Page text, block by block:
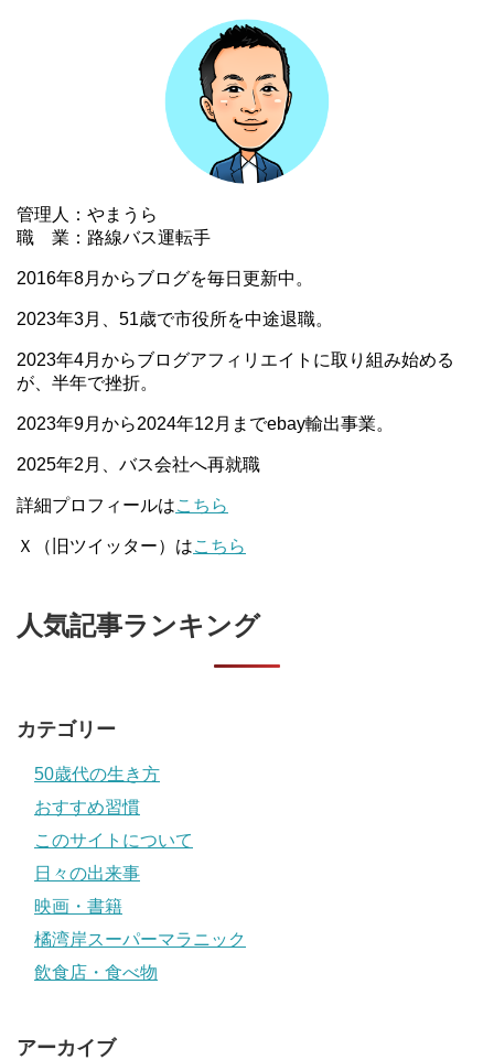
管理人：やまうら
職 業：路線バス運転手
2016年8月からブログを毎日更新中。
2023年3月、51歳で市役所を中途退職。
2023年4月からブログアフィリエイトに取り組み始める
が、半年で挫折。
2023年9月から2024年12月までebay輸出事業。
2025年2月、バス会社へ再就職
詳細プロフィールはこちら
Ｘ（旧ツイッター）はこちら
人気記事ランキング
カテゴリー
50歳代の生き方
おすすめ習慣
このサイトについて
日々の出来事
映画・書籍
橘湾岸スーパーマラニック
飲食店・食べ物
アーカイブ